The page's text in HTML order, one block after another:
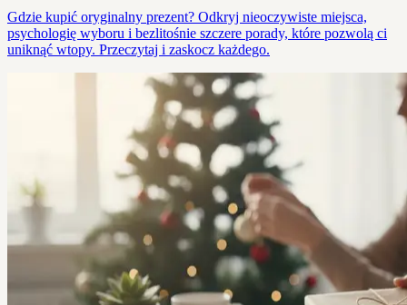
Gdzie kupić oryginalny prezent? Odkryj nieoczywiste miejsca,
psychologię wyboru i bezlitośnie szczere porady, które pozwolą ci
uniknąć wtopy. Przeczytaj i zaskocz każdego.